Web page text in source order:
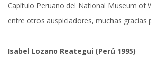
Capítulo Peruano del National Museum of
entre otros auspiciadores, muchas gracias
Isabel Lozano Reategui (Perú 1995)